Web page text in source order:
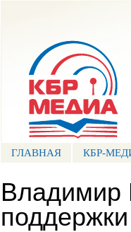
ГЛАВНАЯ КБР-
Владимир